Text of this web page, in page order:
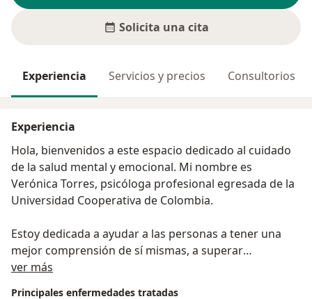
Solicita una cita
Experiencia Servicios y precios Consultorios
Experiencia
Hola, bienvenidos a este espacio dedicado al cuidado
de la salud mental y emocional. Mi nombre es
Verónica Torres, psicóloga profesional egresada de la
Universidad Cooperativa de Colombia.
Estoy dedicada a ayudar a las personas a tener una
mejor comprensión de sí mismas, a superar
obstáculos o situaciones y a encontrar estabilidad en
ver más
Principales enfermedades tratadas